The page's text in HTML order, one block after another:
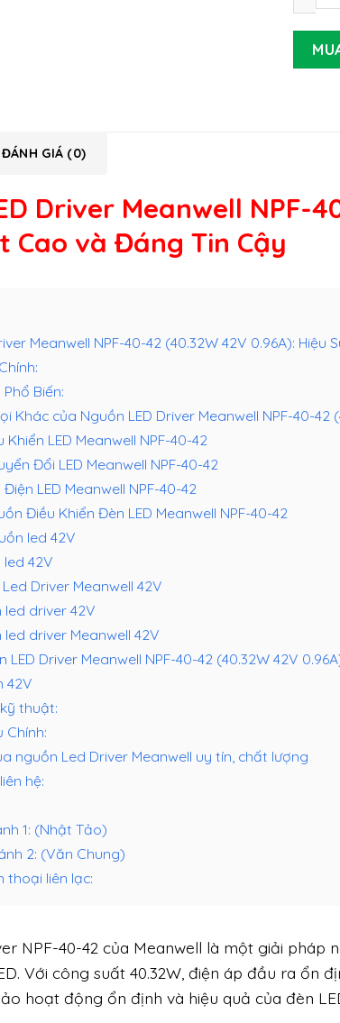
ĐÁNH GIÁ (0)
Driver Meanwell NPF-
Cao và Đáng Tin Cậy
Meanwell NPF-40-42 (40.32W 42V 0.96A):
Biến:
Khác của Nguồn LED Driver Meanwell NPF-40-42
Khiển LED Meanwell NPF-40-42
Đổi LED Meanwell NPF-40-42
LED Meanwell NPF-40-42
Điều Khiển Đèn LED Meanwell NPF-40-42
led 42V
42V
Driver Meanwell 42V
led driver 42V
led driver Meanwell 42V
LED Driver Meanwell NPF-40-42 (40.32W 42V
42V
thuật:
Chính:
nguồn Led Driver Meanwell uy tín, chất lượng
hệ:
1: (Nhật Tảo)
2: (Văn Chung)
thoại liên lạc:
NPF-40-42 của Meanwell là một giải
Với công suất 40.32W, điện áp đầu ra ổn
hoạt động ổn định và hiệu quả của đèn